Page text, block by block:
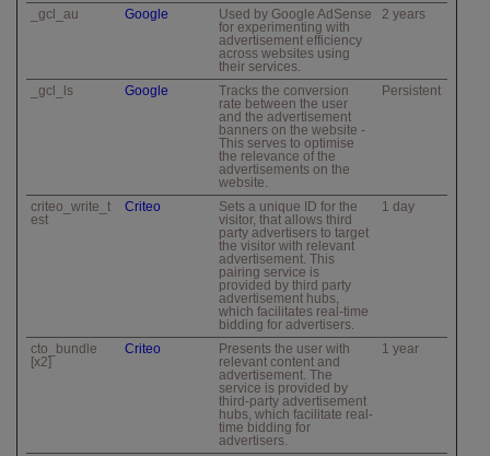
_gcl_au
Google
Used by Google AdSense
for experimenting with
advertisement efficiency
across websites using
their services.
2 years
_gcl_ls Google
Tracks the conversion
rate between the user
and the advertisement
banners on the website -
This serves to optimise
the relevance of the
advertisements on the
website.
Persistent
criteo_write_t
est
Criteo
Sets a unique ID for the
visitor, that allows third
party advertisers to target
the visitor with relevant
advertisement. This
pairing service is
provided by third party
advertisement hubs,
which facilitates real-time
bidding for advertisers.
1 day
cto_bundle
[x2]
Criteo
Presents the user with
relevant content and
advertisement. The
service is provided by
third-party advertisement
hubs, which facilitate real-
time bidding for
advertisers.
1 year